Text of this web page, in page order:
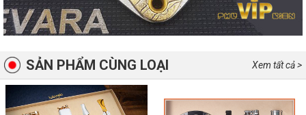
Xem tất cả >
SẢN PHẨM CÙNG LOẠI